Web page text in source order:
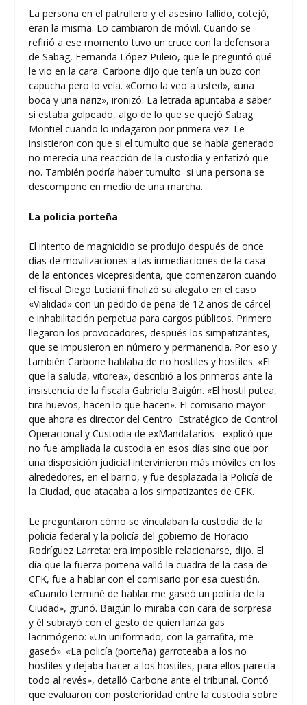
La persona en el patrullero y el asesino fallido, cotejó,
eran la misma. Lo cambiaron de móvil. Cuando se
refirió a ese momento tuvo un cruce con la defensora
de Sabag, Fernanda López Puleio, que le preguntó qué
le vio en la cara. Carbone dijo que tenía un buzo con
capucha pero lo veía. «Como la veo a usted», «una
boca y una nariz», ironizó. La letrada apuntaba a saber
si estaba golpeado, algo de lo que se quejó Sabag
Montiel cuando lo indagaron por primera vez. Le
insistieron con que si el tumulto que se había generado
no merecía una reacción de la custodia y enfatizó que
no. También podría haber tumulto si una persona se
descompone en medio de una marcha.
La policía porteña
El intento de magnicidio se produjo después de once
días de movilizaciones a las inmediaciones de la casa
de la entonces vicepresidenta, que comenzaron cuando
el fiscal Diego Luciani finalizó su alegato en el caso
«Vialidad» con un pedido de pena de 12 años de cárcel
e inhabilitación perpetua para cargos públicos. Primero
llegaron los provocadores, después los simpatizantes,
que se impusieron en número y permanencia. Por eso y
también Carbone hablaba de no hostiles y hostiles. «El
que la saluda, vitorea», describió a los primeros ante la
insistencia de la fiscala Gabriela Baigún. «El hostil putea,
tira huevos, hacen lo que hacen». El comisario mayor –
que ahora es director del Centro Estratégico de Control
Operacional y Custodia de exMandatarios– explicó que
no fue ampliada la custodia en esos días sino que por
una disposición judicial intervinieron más móviles en los
alrededores, en el barrio, y fue desplazada la Policía de
la Ciudad, que atacaba a los simpatizantes de CFK.
Le preguntaron cómo se vinculaban la custodia de la
policía federal y la policía del gobierno de Horacio
Rodríguez Larreta: era imposible relacionarse, dijo. El
día que la fuerza porteña valló la cuadra de la casa de
CFK, fue a hablar con el comisario por esa cuestión.
«Cuando terminé de hablar me gaseó un policía de la
Ciudad», gruñó. Baigún lo miraba con cara de sorpresa
y él subrayó con el gesto de quien lanza gas
lacrimógeno: «Un uniformado, con la garrafita, me
gaseó». «La policía (porteña) garroteaba a los no
hostiles y dejaba hacer a los hostiles, para ellos parecía
todo al revés», detalló Carbone ante el tribunal. Contó
que evaluaron con posterioridad entre la custodia sobre